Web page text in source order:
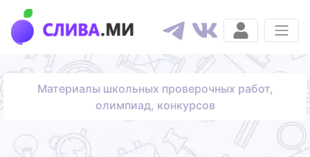
Материалы школьных проверочных работ,
олимпиад, конкурсов